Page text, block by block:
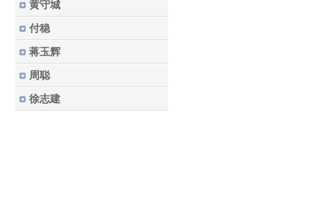
黄守城
付稳
蒋玉辉
周聪
徐志建